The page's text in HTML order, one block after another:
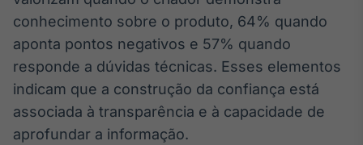
Tokenização
de ativos
Em breve
conhecimento sobre o produto, 64% quando
aponta pontos negativos e 57% quando
responde a dúvidas técnicas. Esses elementos
indicam que a construção da confiança está
associada à transparência e à capacidade de
aprofundar a informação.